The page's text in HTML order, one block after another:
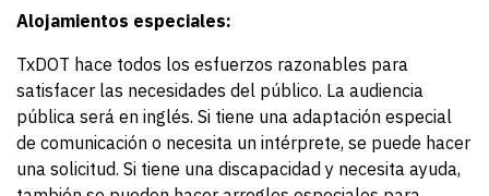
Alojamientos especiales:
TxDOT hace todos los esfuerzos razonables para
satisfacer las necesidades del público. La audiencia
pública será en inglés. Si tiene una adaptación especial
de comunicación o necesita un intérprete, se puede hacer
una solicitud. Si tiene una discapacidad y necesita ayuda,